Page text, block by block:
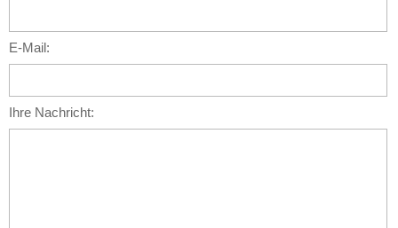
E-Mail:
Ihre Nachricht: